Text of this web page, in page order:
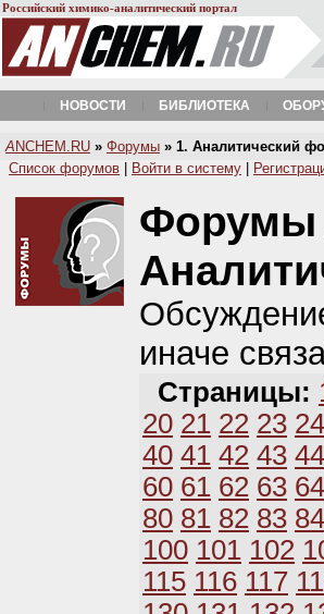
Российский химико-аналитический портал
НОВОСТИ БИБЛИОТЕКА
A NCHEM.RU » Форумы » 1. Аналитический
Список форумов
Войти в систему
Форумы
иначе
Страницы:
20 21 22 23 24
40 41 42 43 44
60 61 62 63 64
80 81 82 83 84
100 101 102
115 116 117